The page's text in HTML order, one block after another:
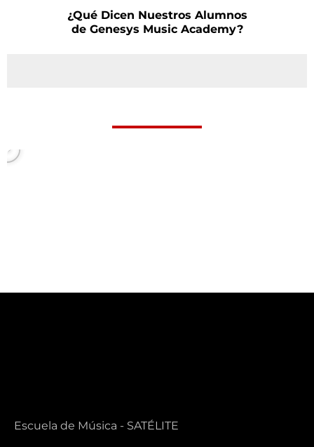
¿Qué Dicen Nuestros Alumnos
de Genesys Music Academy?
Escuela de Música - SATÉLITE